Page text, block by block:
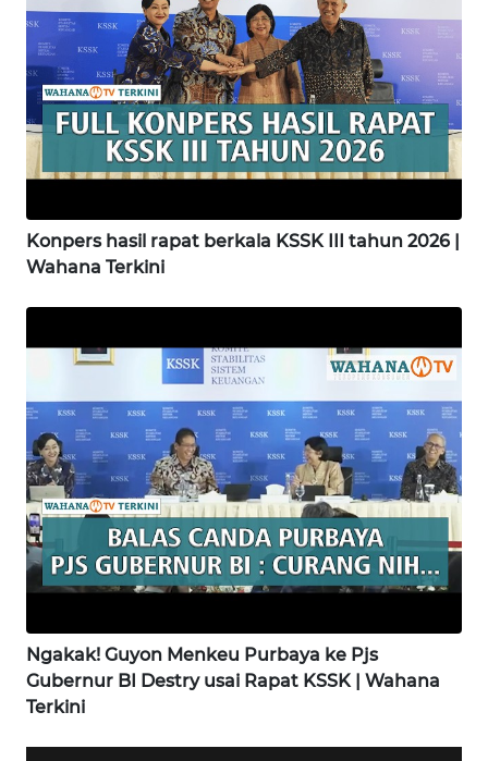
Konpers hasil rapat berkala KSSK III tahun 2026 |
Wahana Terkini
Ngakak! Guyon Menkeu Purbaya ke Pjs
Gubernur BI Destry usai Rapat KSSK | Wahana
Terkini
WN
BEKASI
WN
BOGOR
DEPOK
WN
SAMOSIR
WN
PADANG
LAWAS
WN
SUMEDANG
WN
CIANJUR
KEPULAUAN